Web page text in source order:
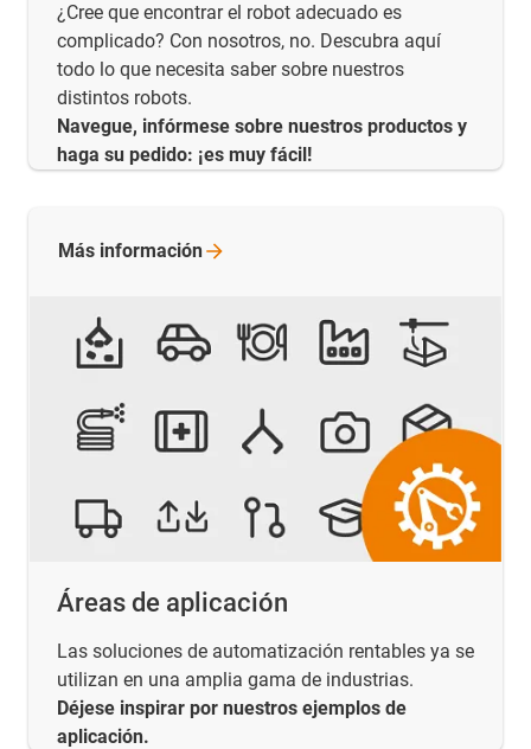
¿Cree que encontrar el robot adecuado es
complicado? Con nosotros, no. Descubra aquí
todo lo que necesita saber sobre nuestros
distintos robots.
Navegue, infórmese sobre nuestros productos y
haga su pedido: ¡es muy fácil!
Áreas de aplicación
Las soluciones de automatización rentables ya se
utilizan en una amplia gama de industrias.
Déjese inspirar por nuestros ejemplos de
aplicación.
Más información